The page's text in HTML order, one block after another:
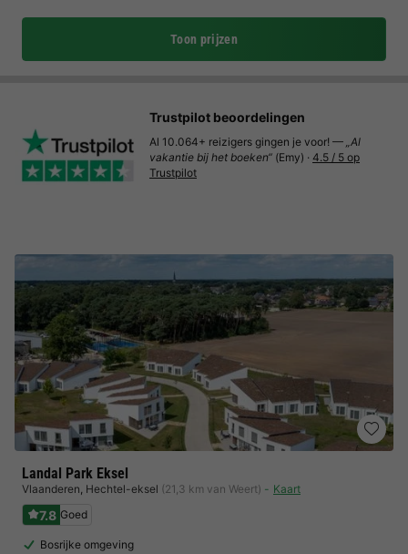
Toon prijzen
Landal Park Eksel
Vlaanderen, Hechtel-eksel (21,3 km van Weert) Kaart
7.8 Goed
Bosrijke omgeving
Trustpilot beoordelingen
Al 10.064+ reizigers gingen je voor! — „Al
vakantie bij het boeken“ (Emy) · 4.5 / 5 op
Trustpilot